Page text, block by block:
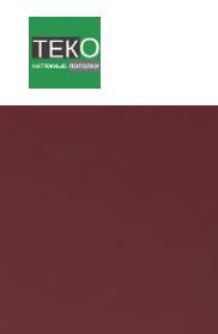
Перейти к содержимому